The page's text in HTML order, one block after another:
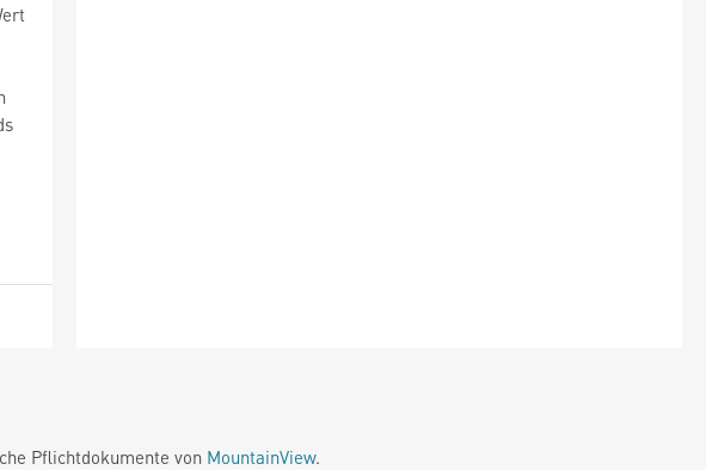
Pflichtdokumente von MountainView.